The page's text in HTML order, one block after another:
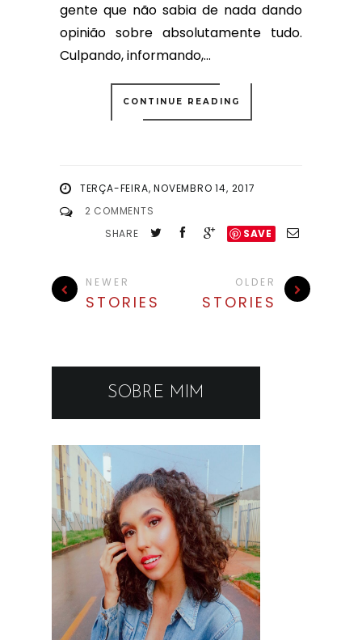
gente que não sabia de nada dando
opinião sobre absolutamente tudo.
Culpando, informando,...
CONTINUE READING
TERÇA-FEIRA, NOVEMBRO 14, 2017
2 COMMENTS
SHARE
SAVE
NEWER
STORIES
OLDER
STORIES
SOBRE MIM